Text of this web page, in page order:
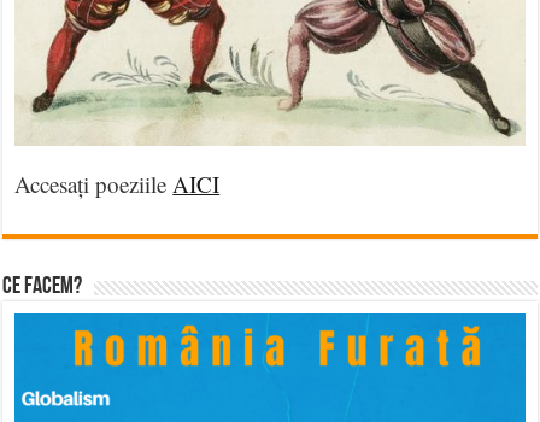
Accesați poeziile AICI
Ce facem?